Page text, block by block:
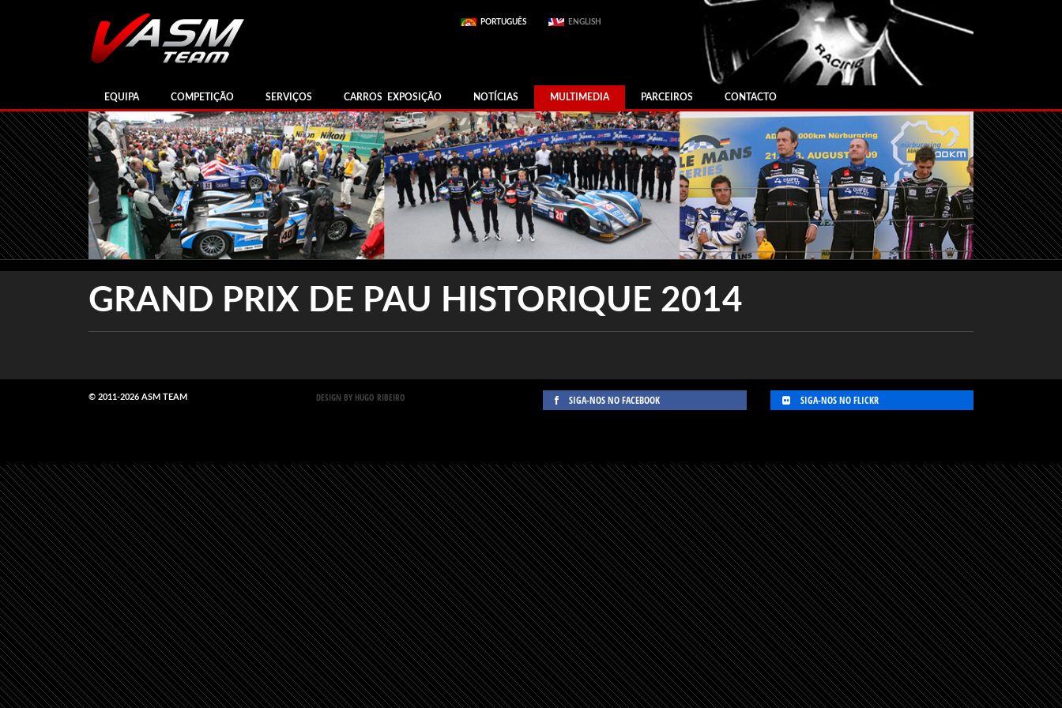
PORTUGUÊS ENGLISH
EQUIPA COMPETIÇÃO SERVIÇOS CARROS EXPOSIÇÃO NOTÍCIAS MULTIMEDIA PARCEIROS CONTACTO
GRAND PRIX DE PAU HISTORIQUE 2014
© 2011-2026 ASM TEAM DESIGN BY HUGO RIBEIRO SIGA-NOS NO FACEBOOK SIGA-NOS NO FLICKR